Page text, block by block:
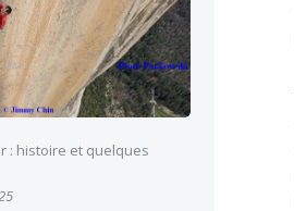
: histoire et quelques